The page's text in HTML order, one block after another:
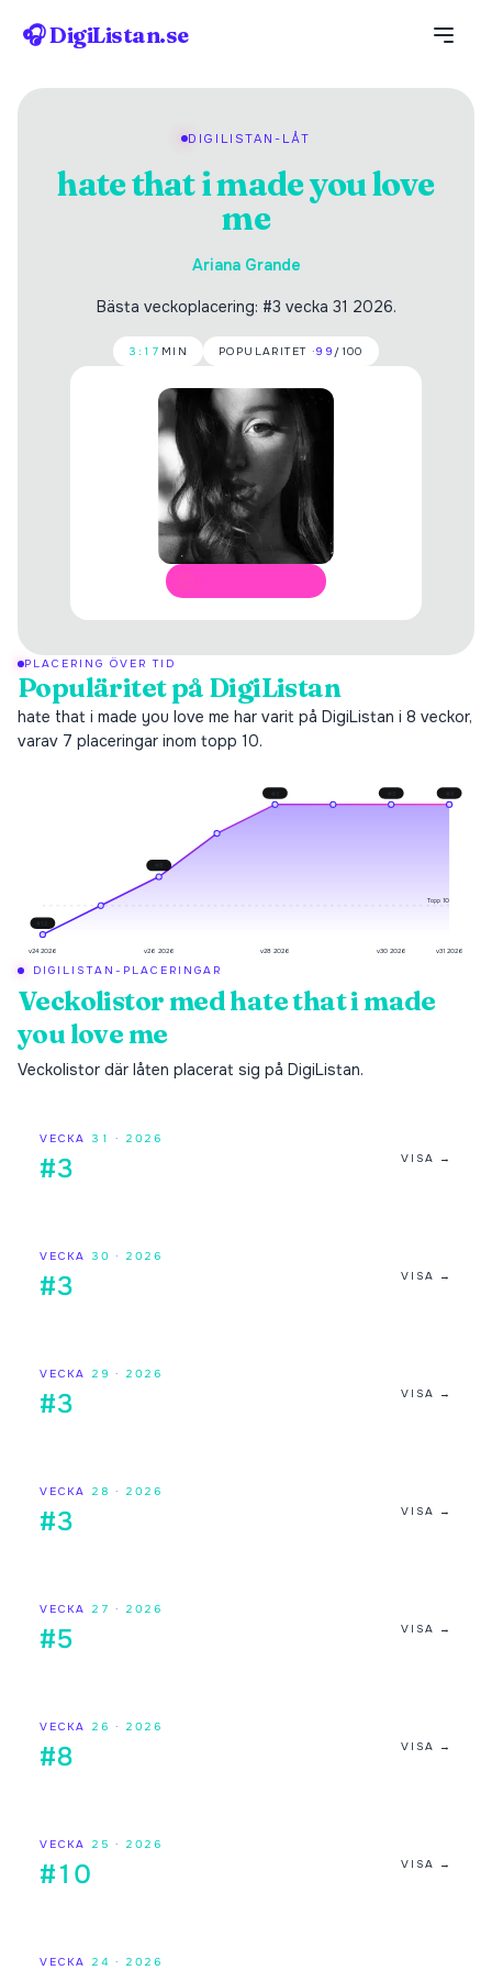
🎧 DigiListan.se
DIGILISTAN-LÅT
hate that i made you love
me
Ariana Grande
Bästa veckoplacering: #3 vecka 31 2026.
3:17 MIN POPULARITET ·99 /100
PLACERING ÖVER TID
Populäritet på DigiListan
hate that i made you love me har varit på DigiListan i 8 veckor,
varav 7 placeringar inom topp 10.
Topp 10
# 12
# 8
#3 #3 #3
v24 2026 v26 2026 v28 2026 v30 2026 v31 2026
DIGILISTAN-PLACERINGAR
Veckolistor medhate that i made
you love me
Veckolistor där låten placerat sig på DigiListan.
VECKA 31 · 2026
#3 VISA →
VECKA 30 · 2026
#3 VISA →
VECKA 29 · 2026
#3 VISA →
VECKA 28 · 2026
#3 VISA →
VECKA 27 · 2026
#5 VISA →
VECKA 26 · 2026
#8 VISA →
VECKA 25 · 2026
#10 VISA →
VECKA 24 · 2026